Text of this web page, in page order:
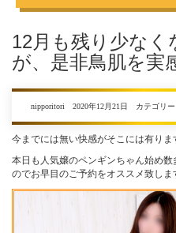
12月も残り少なく
が、是非鳥肌を実
nipporitori 2020年12月21日 カテゴリー
今までには無い快感がそこには有りま
本日も人気嬢のペンギンちゃん始め
のでお早目のご予約をオススメ致しま